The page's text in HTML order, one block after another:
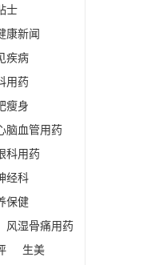
士
康新闻
疾病
用药
瘦身
脑血管用药
科用药
经科
保健
风湿骨痛用药
生美